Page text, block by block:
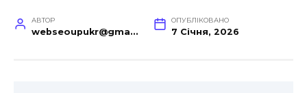
АВТОР
webseoupukr@gmail.com
ОПУБЛІКОВАНО
7 Січня, 2026